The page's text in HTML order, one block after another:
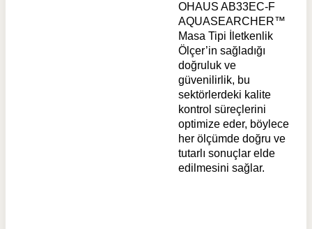
OHAUS AB33EC-F
AQUASEARCHER™
Masa Tipi İletkenlik
Ölçer’in sağladığı
doğruluk ve
güvenilirlik, bu
sektörlerdeki kalite
kontrol süreçlerini
optimize eder, böylece
her ölçümde doğru ve
tutarlı sonuçlar elde
edilmesini sağlar.